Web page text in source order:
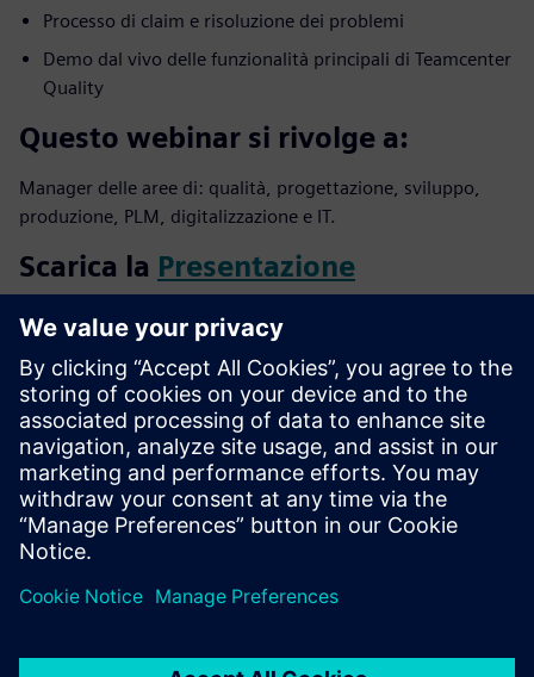
Processo di claim e risoluzione dei problemi
Demo dal vivo delle funzionalità principali di Teamcenter
Quality
Questo webinar si rivolge a:
Manager delle aree di: qualità, progettazione, sviluppo,
produzione, PLM, digitalizzazione e IT.
Scarica la Presentazione
Il vostro relatore:
Relatore
SIEMENS DIGITAL INDUSTRIES SOFTWARE
Marco Cassani
Portfolio Development Executive